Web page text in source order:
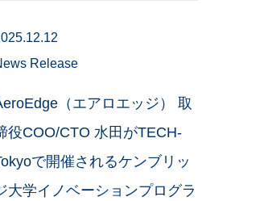
Release
（エアロエッジ） 取
役COO/CTO 水田がTECH-
で開催されるケンブリッ
大学イノベーションプログラ